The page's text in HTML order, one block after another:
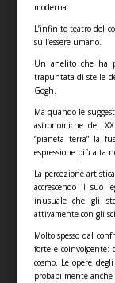
moderna.
L’infinito teatro del
sull’essere umano.
Un anelito che ha
trapuntata di stelle
Gogh.
Ma quando le
astronomiche del
“pianeta terra” la
espressione più alta
La percezione
accrescendo il suo
inusuale che gli
attivamente con gli
Molto spesso dal
forte e coinvolgente:
cosmo. Le opere
probabilmente